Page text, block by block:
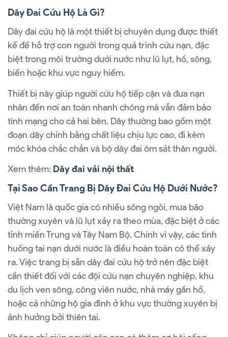
Dây Đai Cứu Hộ Là Gì?
Dây đai cứu hộ là một thiết bị chuyên dụng được thiết
kế để hỗ trợ con người trong quá trình cứu nạn, đặc
biệt trong môi trường dưới nước như lũ lụt, hồ, sông,
biển hoặc khu vực nguy hiểm.
Thiết bị này giúp người cứu hộ tiếp cận và đưa nạn
nhân đến nơi an toàn nhanh chóng mà vẫn đảm bảo
tính mạng cho cả hai bên. Dây thường bao gồm một
đoạn dây chính bằng chất liệu chịu lực cao, đi kèm
móc khóa chắc chắn và bộ dây đai ôm sát thân người.
Xem thêm: Dây đai vải nội thất
Tại Sao Cần Trang Bị Dây Đai Cứu Hộ Dưới Nước?
Việt Nam là quốc gia có nhiều sông ngòi, mưa bão
thường xuyên và lũ lụt xảy ra theo mùa, đặc biệt ở các
tỉnh miền Trung và Tây Nam Bộ. Chính vì vậy, các tình
huống tai nạn dưới nước là điều hoàn toàn có thể xảy
ra. Việc trang bị sẵn dây đai cứu hộ trở nên đặc biệt
cần thiết đối với các đội cứu nạn chuyên nghiệp, khu
du lịch ven sông, công viên nước, nhà máy gần hồ,
hoặc cả những hộ gia đình ở khu vực thường xuyên bị
ảnh hưởng bởi thiên tai.